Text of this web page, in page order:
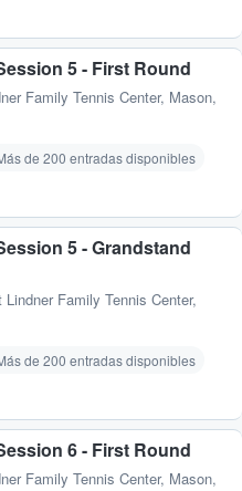
5 - First Round
Family Tennis Center, Mason,
de 200 entradas disponibles
5 - Grandstand
Family Tennis Center,
de 200 entradas disponibles
6 - First Round
Family Tennis Center, Mason,